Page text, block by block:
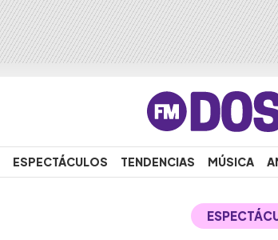
ESPECTÁCULOS TENDENCIAS MÚSICA